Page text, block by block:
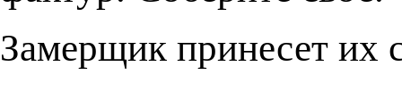
Замерщик принесет их